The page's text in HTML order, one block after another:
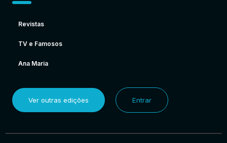
Revistas
TV e Famosos
Ana Maria
Ver outras edições Entrar